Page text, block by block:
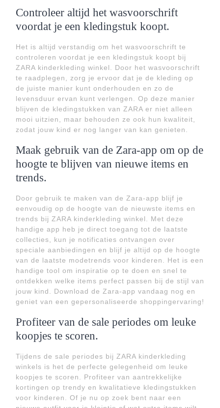
Controleer altijd het wasvoorschrift
voordat je een kledingstuk koopt.
Het is altijd verstandig om het wasvoorschrift te
controleren voordat je een kledingstuk koopt bij
ZARA kinderkleding winkel. Door het wasvoorschrift
te raadplegen, zorg je ervoor dat je de kleding op
de juiste manier kunt onderhouden en zo de
levensduur ervan kunt verlengen. Op deze manier
blijven de kledingstukken van ZARA er niet alleen
mooi uitzien, maar behouden ze ook hun kwaliteit,
zodat jouw kind er nog langer van kan genieten.
Maak gebruik van de Zara-app om op de
hoogte te blijven van nieuwe items en
trends.
Door gebruik te maken van de Zara-app blijf je
eenvoudig op de hoogte van de nieuwste items en
trends bij ZARA kinderkleding winkel. Met deze
handige app heb je direct toegang tot de laatste
collecties, kun je notificaties ontvangen over
speciale aanbiedingen en blijf je altijd op de hoogte
van de laatste modetrends voor kinderen. Het is een
handige tool om inspiratie op te doen en snel te
ontdekken welke items perfect passen bij de stijl van
jouw kind. Download de Zara-app vandaag nog en
geniet van een gepersonaliseerde shoppingervaring!
Profiteer van de sale periodes om leuke
koopjes te scoren.
Tijdens de sale periodes bij ZARA kinderkleding
winkels is het de perfecte gelegenheid om leuke
koopjes te scoren. Profiteer van aantrekkelijke
kortingen op trendy en kwalitatieve kledingstukken
voor kinderen. Of je nu op zoek bent naar een